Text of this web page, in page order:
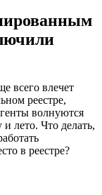
всего влечет
реестре,
волнуются
лето. Что делать,
в реестре?